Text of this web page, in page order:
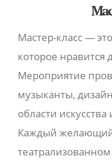
Мастер-класс —
которое нравится
Мероприятие
музыканты,
области
Каждый желающий